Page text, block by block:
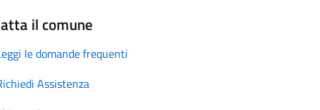
il comune
le domande frequenti
Assistenza